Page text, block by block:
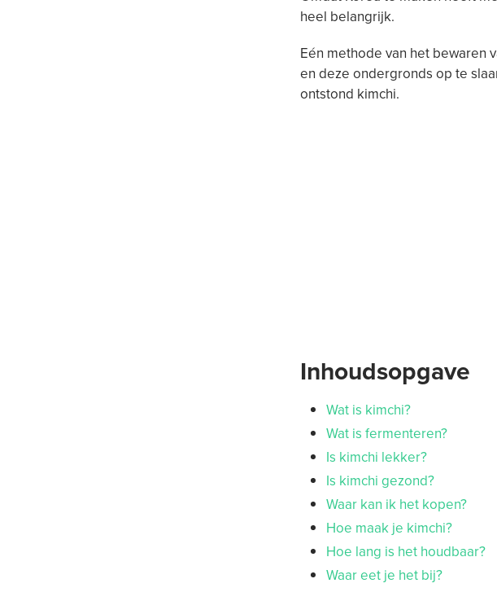
heel belangrijk.
Eén methode van het bewaren
en deze ondergronds op te
ontstond kimchi.
Inhoudsopgave
Wat is kimchi?
Wat is fermenteren?
Is kimchi lekker?
Is kimchi gezond?
Waar kan ik het kopen?
Hoe maak je kimchi?
Hoe lang is het houdbaar?
Waar eet je het bij?